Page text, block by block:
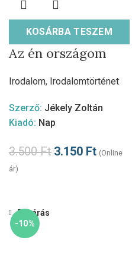
KOSÁRBA TESZEM
Az én országom
Irodalom, Irodalomtörténet
Szerző: Jékely Zoltán
Kiadó: Nap
3.500Ft 3.150 Ft (Online
ár)
-10%
Bezárás